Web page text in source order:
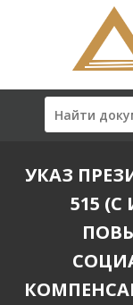
УКАЗ
515 (С